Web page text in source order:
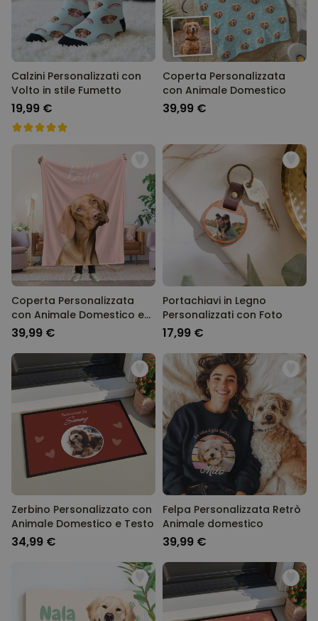
Calzini Personalizzati con
Volto in stile Fumetto
19,99 €
Coperta Personalizzata
con Animale Domestico
39,99 €
Coperta Personalizzata
con Animale Domestico e
Sfondo
39,99 €
Portachiavi in Legno
Personalizzati con Foto
17,99 €
Zerbino Personalizzato con
Animale Domestico e Testo
34,99 €
Felpa Personalizzata Retrò
Animale domestico
39,99 €